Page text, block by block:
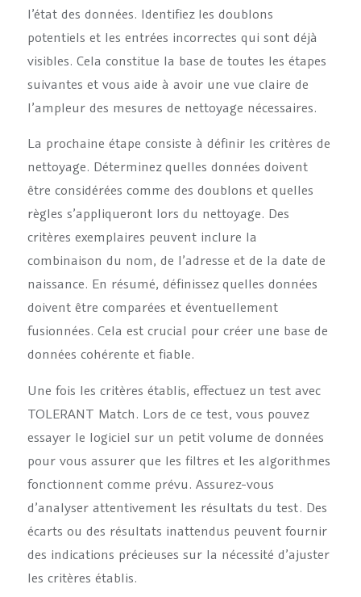
l’état des données. Identifiez les doublons
potentiels et les entrées incorrectes qui sont déjà
visibles. Cela constitue la base de toutes les étapes
suivantes et vous aide à avoir une vue claire de
l’ampleur des mesures de nettoyage nécessaires.
La prochaine étape consiste à définir les critères de
nettoyage. Déterminez quelles données doivent
être considérées comme des doublons et quelles
règles s’appliqueront lors du nettoyage. Des
critères exemplaires peuvent inclure la
combinaison du nom, de l’adresse et de la date de
naissance. En résumé, définissez quelles données
doivent être comparées et éventuellement
fusionnées. Cela est crucial pour créer une base de
données cohérente et fiable.
Une fois les critères établis, effectuez un test avec
TOLERANT Match. Lors de ce test, vous pouvez
essayer le logiciel sur un petit volume de données
pour vous assurer que les filtres et les algorithmes
fonctionnent comme prévu. Assurez-vous
d’analyser attentivement les résultats du test. Des
écarts ou des résultats inattendus peuvent fournir
des indications précieuses sur la nécessité d’ajuster
les critères établis.